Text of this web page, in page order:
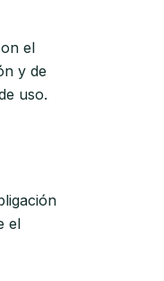
el
y de
uso.
el